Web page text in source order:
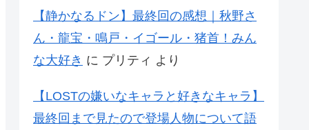
【静かなるドン】最終回の感想｜秋野さ
ん・龍宝・鳴戸・イゴール・猪首！みん
な大好き に プリティ より
【LOSTの嫌いなキャラと好きなキャラ】
最終回まで見たので登場人物について語